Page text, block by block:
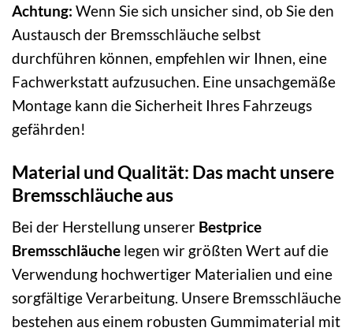
Achtung: Wenn Sie sich unsicher sind, ob Sie den
Austausch der Bremsschläuche selbst
durchführen können, empfehlen wir Ihnen, eine
Fachwerkstatt aufzusuchen. Eine unsachgemäße
Montage kann die Sicherheit Ihres Fahrzeugs
gefährden!
Material und Qualität: Das macht unsere
Bremsschläuche aus
Bei der Herstellung unserer Bestprice
Bremsschläuche legen wir größten Wert auf die
Verwendung hochwertiger Materialien und eine
sorgfältige Verarbeitung. Unsere Bremsschläuche
bestehen aus einem robusten Gummimaterial mit